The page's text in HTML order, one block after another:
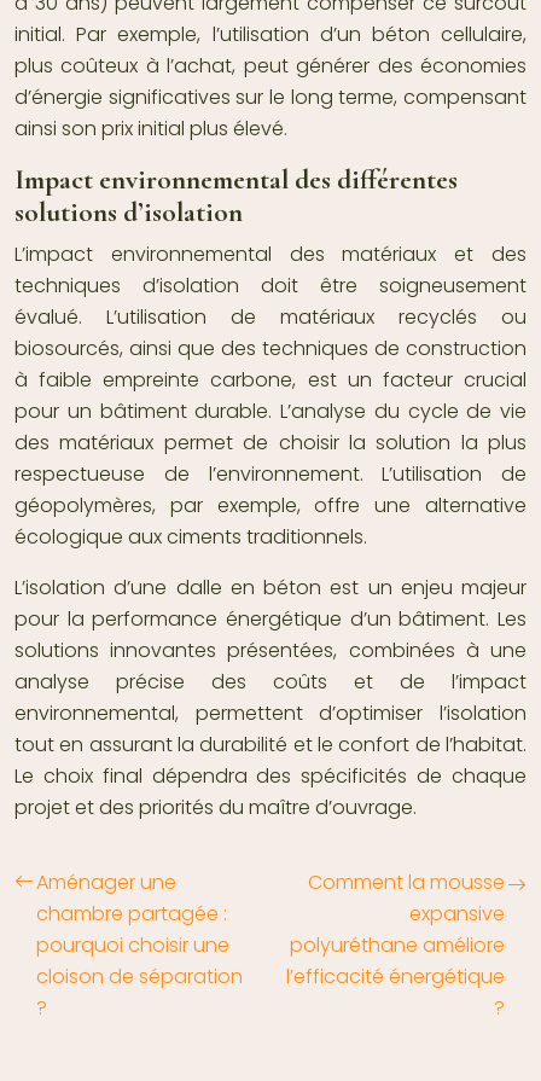
initial. Par exemple, l’utilisation d’un béton cellulaire,
plus coûteux à l’achat, peut générer des économies
d’énergie significatives sur le long terme, compensant
ainsi son prix initial plus élevé.
Impact environnemental des différentes
solutions d’isolation
L’impact environnemental des matériaux et des
techniques d’isolation doit être soigneusement
évalué. L’utilisation de matériaux recyclés ou
biosourcés, ainsi que des techniques de construction
à faible empreinte carbone, est un facteur crucial
pour un bâtiment durable. L’analyse du cycle de vie
des matériaux permet de choisir la solution la plus
respectueuse de l’environnement. L’utilisation de
géopolymères, par exemple, offre une alternative
écologique aux ciments traditionnels.
L’isolation d’une dalle en béton est un enjeu majeur
pour la performance énergétique d’un bâtiment. Les
solutions innovantes présentées, combinées à une
analyse précise des coûts et de l’impact
environnemental, permettent d’optimiser l’isolation
tout en assurant la durabilité et le confort de l’habitat.
Le choix final dépendra des spécificités de chaque
projet et des priorités du maître d’ouvrage.
Aménager une
chambre partagée :
pourquoi choisir une
cloison de séparation
?
Comment la mousse
expansive
polyuréthane améliore
l’efficacité énergétique
?